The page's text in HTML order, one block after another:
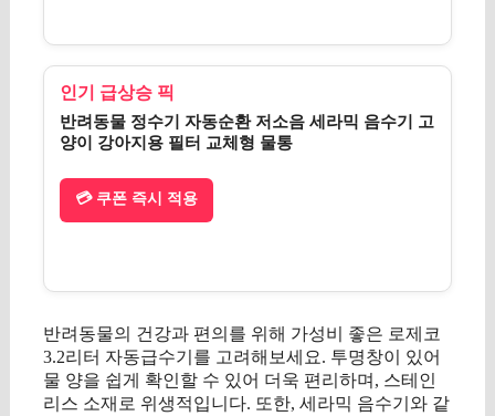
인기 급상승 픽
반려동물 정수기 자동순환 저소음 세라믹 음수기 고
양이 강아지용 필터 교체형 물통
💳 쿠폰 즉시 적용
반려동물의 건강과 편의를 위해 가성비 좋은 로제코
3.2리터 자동급수기를 고려해보세요. 투명창이 있어
물 양을 쉽게 확인할 수 있어 더욱 편리하며, 스테인
리스 소재로 위생적입니다. 또한, 세라믹 음수기와 같